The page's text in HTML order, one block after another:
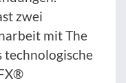
zwei
mit The
technologische